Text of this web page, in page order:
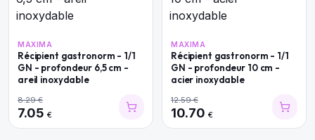
MAXIMA
Récipient gastronorm - 1/1
GN - profondeur 6,5 cm -
areil inoxydable
8.29€
7.05 €
MAXIMA
Récipient gastronorm - 1/1
GN - profondeur 10 cm -
acier inoxydable
12.59€
10.70 €